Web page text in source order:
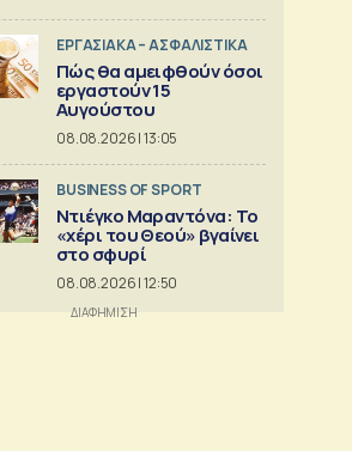
ΕΡΓΑΣΙΑΚΑ – ΑΣΦΑΛΙΣΤΙΚΑ
Πώς θα αμειφθούν όσοι
εργαστούν 15
Αυγούστου
08.08.2026 | 13:05
BUSINESS OF SPORT
Ντιέγκο Μαραντόνα: Το
«χέρι του Θεού» βγαίνει
στο σφυρί
08.08.2026 | 12:50